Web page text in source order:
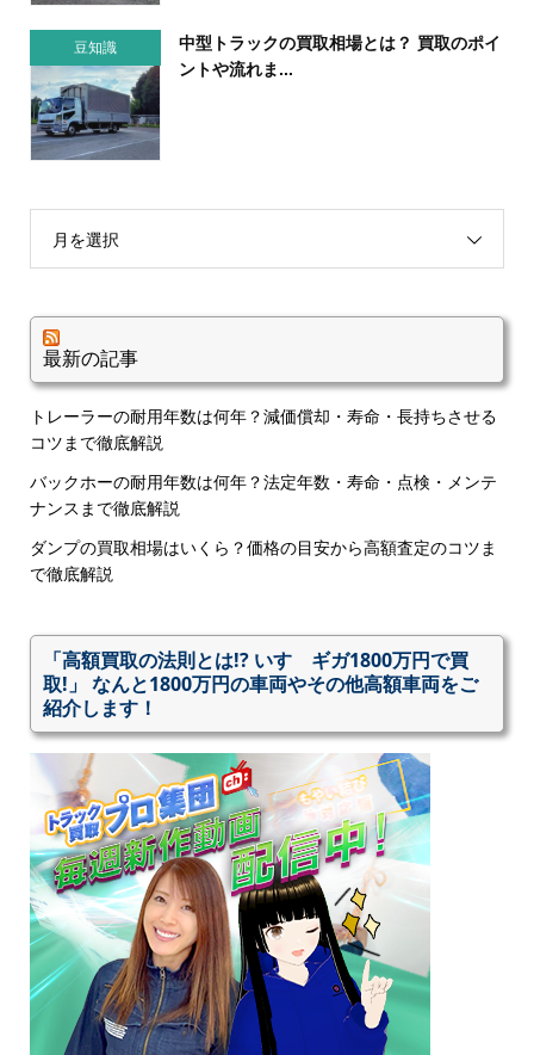
豆知識
中型トラックの買取相場とは？ 買取のポイ
ントや流れま...
月を選択
最新の記事
トレーラーの耐用年数は何年？減価償却・寿命・長持ちさせる
コツまで徹底解説
バックホーの耐用年数は何年？法定年数・寿命・点検・メンテ
ナンスまで徹底解説
ダンプの買取相場はいくら？価格の目安から高額査定のコツま
で徹底解説
「高額買取の法則とは!? いすゞギガ1800万円で買
取!」 なんと1800万円の車両やその他高額車両をご
紹介します！